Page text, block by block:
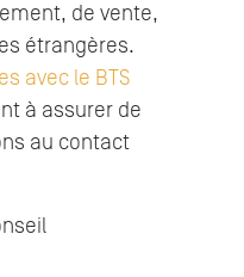
de vente,
étrangères.
avec le BTS
à assurer de
au contact